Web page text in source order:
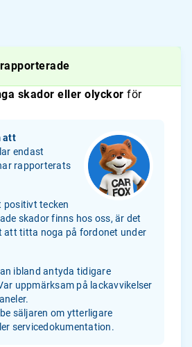
skador eller olyckor för
att
endast
rapporterats
positivt tecken
skador finns hos oss, är det
titta noga på fordonet under
ibland antyda tidigare
uppmärksam på lackavvikelser
säljaren om ytterligare
servicedokumentation.